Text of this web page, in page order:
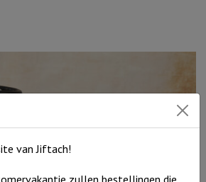
van Jiftach!
zullen bestellingen die